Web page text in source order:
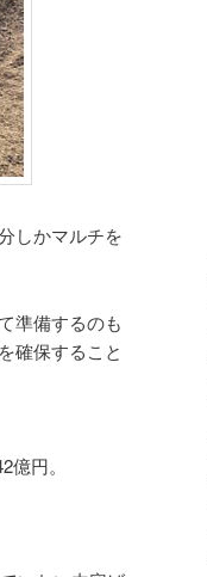
しかマルチを
準備するのも
確保すること
円。